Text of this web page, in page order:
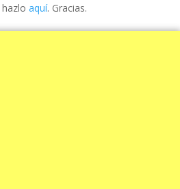
hazlo aquí. Gracias.